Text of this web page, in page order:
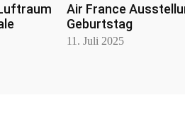
Air France
Geburtstag
11. Juli 2025